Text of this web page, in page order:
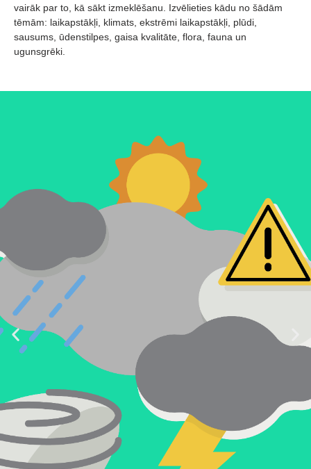
vairāk par to, kā sākt izmeklēšanu. Izvēlieties kādu no šādām
tēmām: laikapstākļi, klimats, ekstrēmi laikapstākļi, plūdi,
sausums, ūdenstilpes, gaisa kvalitāte, flora, fauna un
ugunsgrēki.